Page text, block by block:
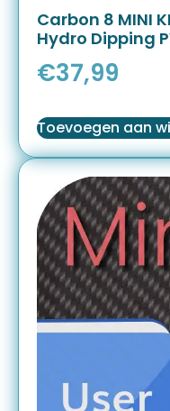
Carbon 8 MINI
Hydro Dipping
€37,99
Toevoegen aan